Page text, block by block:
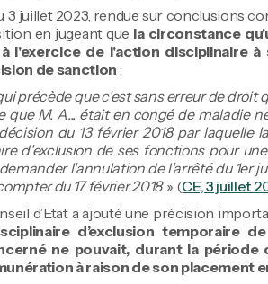
3 juillet 2023, rendue sur conclusions
en jugeant que la circonstance
l'exercice de l'action disciplinaire
de sanction :
précède que c'est sans erreur de
que M. A... était en congé de maladie
du 13 février 2018 par
d'exclusion de ses fonctions pour
l'annulation de l'arrêté du 1er
du 17 février 2018. » (CE, 3 juillet
d’Etat a ajouté une précision
d’exclusion temporaire
ne pouvait, durant la
à raison de son placement